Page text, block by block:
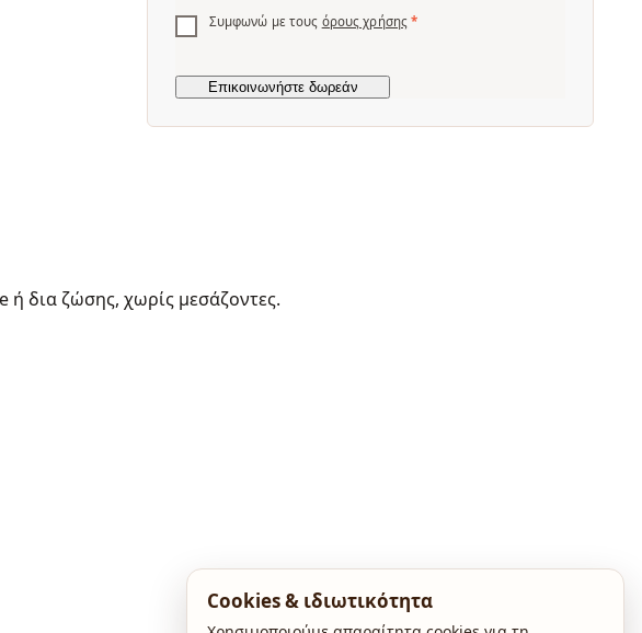
Συμφωνώ με τους όρους χρήσης *
ή δια ζώσης, χωρίς μεσάζοντες.
Cookies & ιδιωτικότητα